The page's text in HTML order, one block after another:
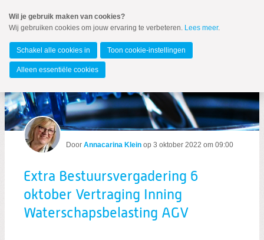
naar
Spring
de
inhoud
Spring
naar
hoofdmenu
Waterschap Amstel, Gooi en Vecht
MENU
Zoeken
Door Annacarina Klein op 3 oktober 2022 om 09:00
Extra Bestuursvergadering 6
oktober Vertraging Inning
Waterschapsbelasting AGV
Wil je gebruik maken van cookies?
Wij gebruiken cookies om jouw ervaring te verbeteren. Lees meer.
Schakel alle cookies in Toon cookie-instellingen
Alleen essentiële cookies